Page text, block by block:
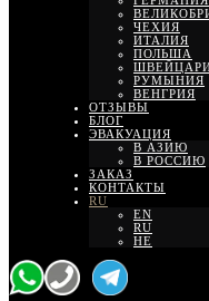
ЧЕХИЯ
ИТАЛИЯ
ПОЛЬША
РУМЫНИЯ
ВЕНГРИЯ
ОТЗЫВЫ
БЛОГ
ЭВАКУАЦИЯ
В АЗИЮ
В РОССИЮ
ЗАКАЗ
КОНТАКТЫ
RU
EN
RU
HE